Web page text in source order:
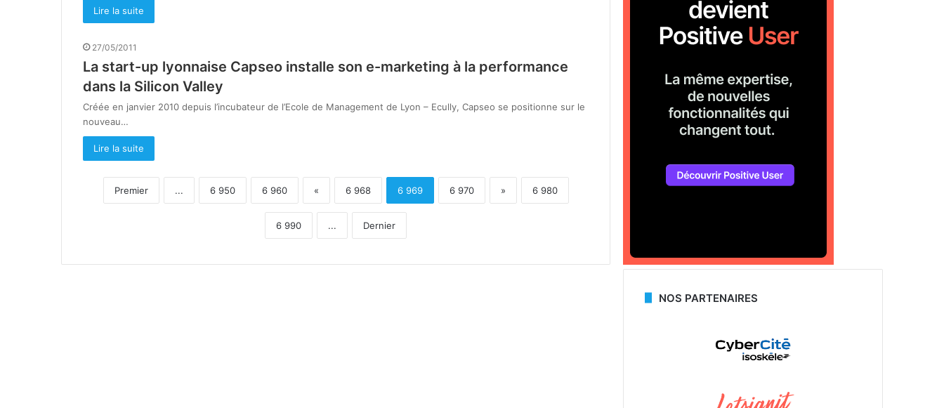
Lire la suite
27/05/2011
La start-up lyonnaise Capseo installe son e-marketing à la performance
dans la Silicon Valley
Créée en janvier 2010 depuis l’incubateur de l’Ecole de Management de Lyon – Ecully, Capseo se positionne sur le
nouveau…
Lire la suite
Premier ... 6 950 6 960 « 6 968 6 969 6 970 » 6 980
6 990 ... Dernier
NOS PARTENAIRES